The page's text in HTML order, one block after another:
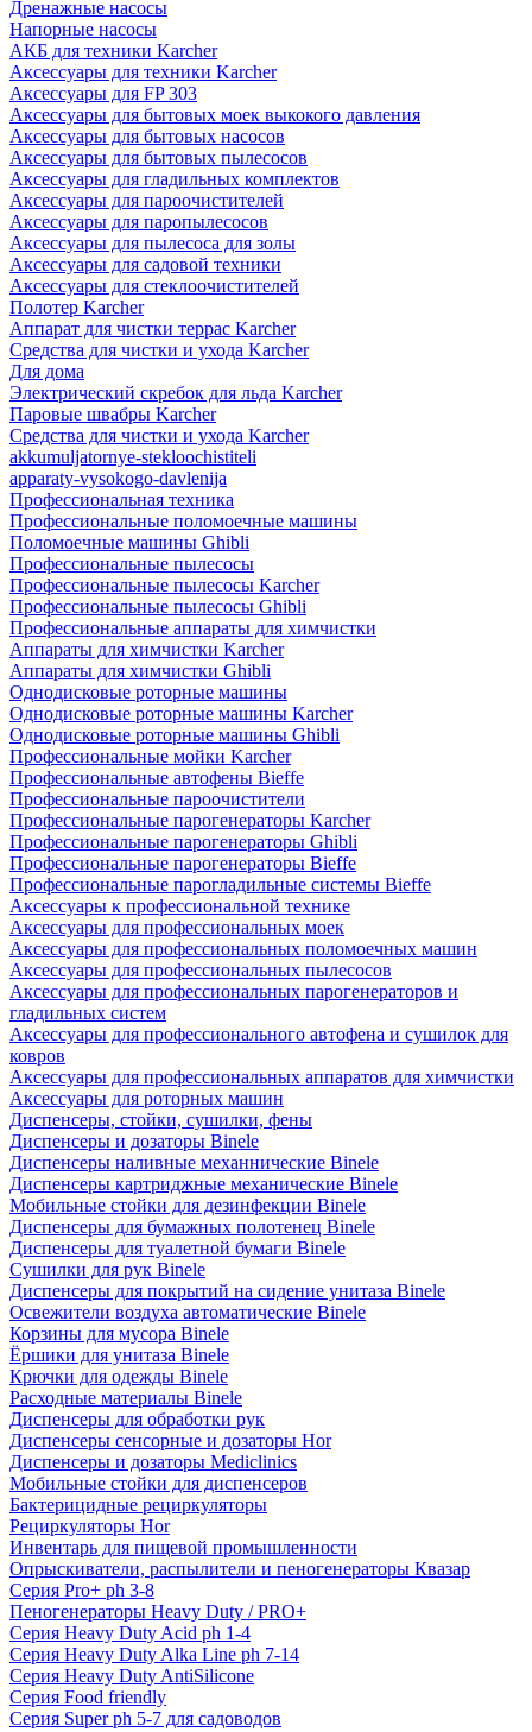
Дренажные насосы
Напорные насосы
АКБ для техники Karcher
Аксессуары для техники Karcher
Аксессуары для FP 303
Аксессуары для бытовых моек выкокого давления
Аксессуары для бытовых насосов
Аксессуары для бытовых пылесосов
Аксессуары для гладильных комплектов
Аксессуары для пароочистителей
Аксессуары для паропылесосов
Аксессуары для пылесоса для золы
Аксессуары для садовой техники
Аксессуары для стеклоочистителей
Полотер Karcher
Аппарат для чистки террас Karcher
Средства для чистки и ухода Karcher
Для дома
Электрический скребок для льда Karcher
Паровые швабры Karcher
Средства для чистки и ухода Karcher
akkumuljatornye-stekloochistiteli
apparaty-vysokogo-davlenija
Профессиональная техника
Профессиональные поломоечные машины
Поломоечные машины Ghibli
Профессиональные пылесосы
Профессиональные пылесосы Karcher
Профессиональные пылесосы Ghibli
Профессиональные аппараты для химчистки
Аппараты для химчистки Karcher
Аппараты для химчистки Ghibli
Однодисковые роторные машины
Однодисковые роторные машины Karcher
Однодисковые роторные машины Ghibli
Профессиональные мойки Karcher
Профессиональные автофены Bieffe
Профессиональные пароочистители
Профессиональные парогенераторы Karcher
Профессиональные парогенераторы Ghibli
Профессиональные парогенераторы Bieffe
Профессиональные парогладильные системы Bieffe
Аксессуары к профессиональной технике
Аксессуары для профессиональных моек
Аксессуары для профессиональных поломоечных машин
Аксессуары для профессиональных пылесосов
Аксессуары для профессиональных парогенераторов и
гладильных систем
Аксессуары для профессионального автофена и сушилок для
ковров
Аксессуары для профессиональных аппаратов для химчистки
Аксессуары для роторных машин
Диспенсеры, стойки, сушилки, фены
Диспенсеры и дозаторы Binele
Диспенсеры наливные механнические Binele
Диспенсеры картриджные механические Binele
Мобильные стойки для дезинфекции Binele
Диспенсеры для бумажных полотенец Binele
Диспенсеры для туалетной бумаги Binele
Сушилки для рук Binele
Диспенсеры для покрытий на сидение унитаза Binele
Освежители воздуха автоматические Binele
Корзины для мусора Binele
Ёршики для унитаза Binele
Крючки для одежды Binele
Расходные материалы Binele
Диспенсеры для обработки рук
Диспенсеры сенсорные и дозаторы Hor
Диспенсеры и дозаторы Mediclinics
Мобильные стойки для диспенсеров
Бактерицидные рециркуляторы
Рециркуляторы Hor
Инвентарь для пищевой промышленности
Опрыскиватели, распылители и пеногенераторы Квазар
Серия Pro+ ph 3-8
Пеногенераторы Heavy Duty / PRO+
Серия Heavy Duty Acid ph 1-4
Серия Heavy Duty Alka Line ph 7-14
Серия Heavy Duty AntiSilicone
Серия Food friendly
Серия Super ph 5-7 для садоводов